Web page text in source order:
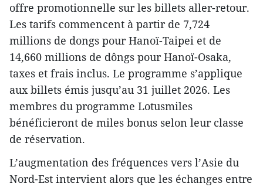
offre promotionnelle sur les billets aller-retour.
Les tarifs commencent à partir de 7,724
millions de dongs pour Hanoï-Taipei et de
14,660 millions de dôngs pour Hanoï-Osaka,
taxes et frais inclus. Le programme s’applique
aux billets émis jusqu’au 31 juillet 2026. Les
membres du programme Lotusmiles
bénéficieront de miles bonus selon leur classe
de réservation.
L’augmentation des fréquences vers l’Asie du
Nord-Est intervient alors que les échanges entre